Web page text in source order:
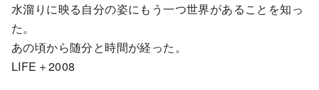
水溜りに映る自分の姿にもう一つ世界があることを知っ
た。
あの頃から随分と時間が経った。
LIFE＋2008